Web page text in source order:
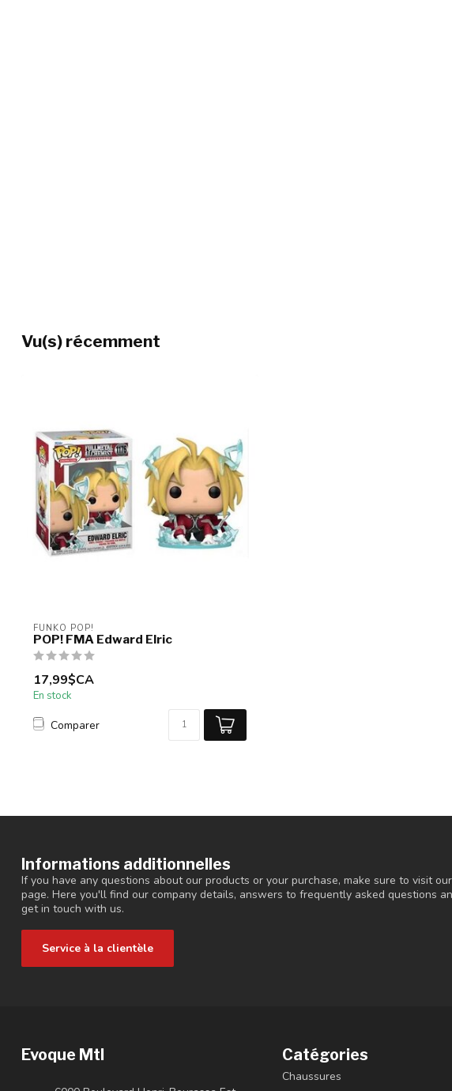
Vu(s) récemment
FUNKO POP!
POP! FMA Edward Elric
17,99$CA
En stock
Comparer
Informations additionnelles
If you have any questions about our products or your purchase, make sure to visit
page. Here you'll find our company details, answers to frequently asked questions
get in touch with us.
Service à la clientèle
Evoque Mtl Catégories
Chaussures